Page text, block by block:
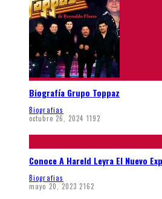
Biografía Grupo Toppaz
Biografias
octubre 26, 2024 1192
Conoce A Hareld Leyra El Nuevo
Biografias
mayo 20, 2023 2162